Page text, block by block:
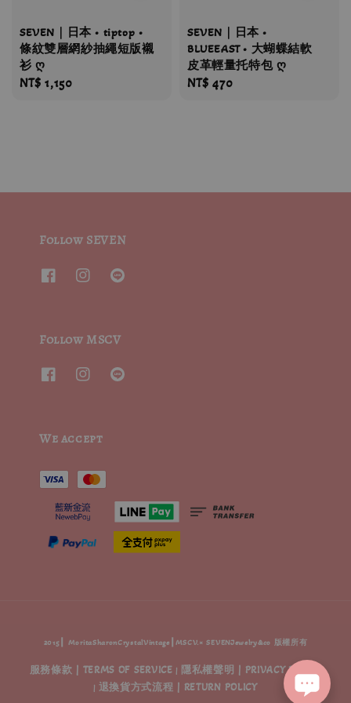
SEVEN｜日本 • tiptop •
條紋雙層網紗抽繩短版襯
衫 ღ
Regular
NT$ 1,150
SEVEN｜日本 •
BLUEEAST • 大蝴蝶結軟
皮革輕量托特包 ღ
Regular
NT$ 470
Follow SEVEN
Follow MSCV
We accept
2015┃ MoritaSharonCrystalVintage┃MSCV.× SEVENJewelry&co 版權所有
服務條款 | TERMS OF SERVICE | 隱私權聲明 | PRIVACY POLICY
| 退換貨方式流程 | RETURN POLICY